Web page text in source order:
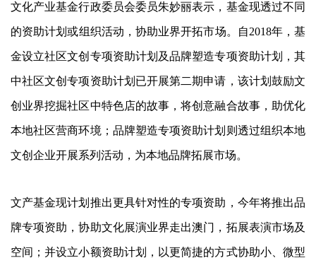
文化产业基金行政委员会委员朱妙丽表示，基金现透过不同
的资助计划或组织活动，协助业界开拓市场。自2018年，基
金设立社区文创专项资助计划及品牌塑造专项资助计划，其
中社区文创专项资助计划已开展第二期申请，该计划鼓励文
创业界挖掘社区中特色店的故事，将创意融合故事，助优化
本地社区营商环境；品牌塑造专项资助计划则透过组织本地
文创企业开展系列活动，为本地品牌拓展市场。
文产基金现计划推出更具针对性的专项资助，今年将推出品
牌专项资助，协助文化展演业界走出澳门，拓展表演市场及
空间；并设立小额资助计划，以更简捷的方式协助小、微型